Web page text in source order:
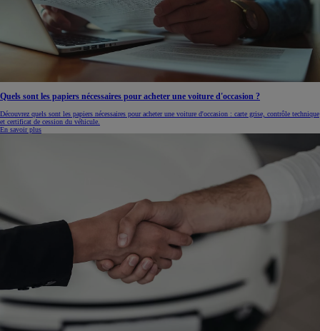
Quels sont les papiers nécessaires pour acheter une voiture d'occasion ?
Découvrez quels sont les papiers nécessaires pour acheter une voiture d'occasion : carte grise, contrôle technique
et certificat de cession du véhicule.
En savoir plus